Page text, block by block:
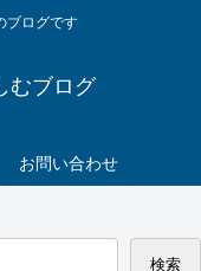
ブログです
むブログ
お問い合わせ
検索